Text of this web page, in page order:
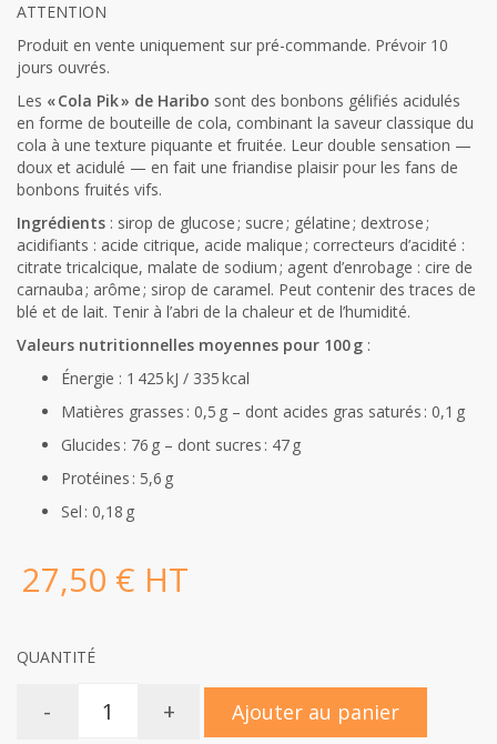
ATTENTION
Produit en vente uniquement sur pré-commande. Prévoir 10
jours ouvrés.
Les « Cola Pik » de Haribo sont des bonbons gélifiés acidulés
en forme de bouteille de cola, combinant la saveur classique du
cola à une texture piquante et fruitée. Leur double sensation —
doux et acidulé — en fait une friandise plaisir pour les fans de
bonbons fruités vifs.
Ingrédients : sirop de glucose ; sucre ; gélatine ; dextrose ;
acidifiants : acide citrique, acide malique ; correcteurs d’acidité :
citrate tricalcique, malate de sodium ; agent d’enrobage : cire de
carnauba ; arôme ; sirop de caramel. Peut contenir des traces de
blé et de lait. Tenir à l’abri de la chaleur et de l’humidité.
Valeurs nutritionnelles moyennes pour 100 g :
Énergie : 1 425 kJ / 335 kcal
Matières grasses : 0,5 g – dont acides gras saturés : 0,1 g
Glucides : 76 g – dont sucres : 47 g
Protéines : 5,6 g
Sel : 0,18 g
27,50 € HT
QUANTITÉ
- + Ajouter au panier